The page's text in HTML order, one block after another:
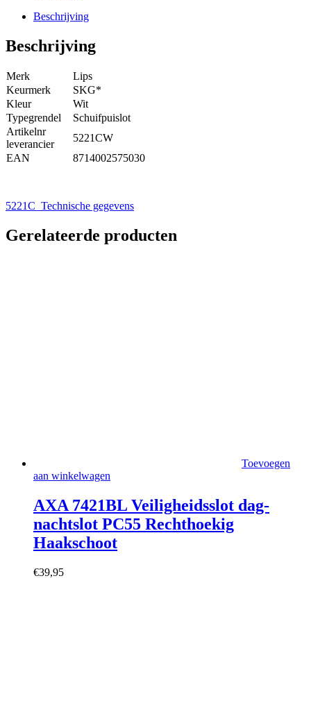
Beschrijving
Beschrijving
Merk
Lips
Keurmerk
SKG*
Kleur
Wit
Typegrendel
Schuifpuislot
Artikelnr
leverancier
5221CW
EAN
8714002575030
5221C_Technische gegevens
Gerelateerde producten
Toevoegen
aan winkelwagen
AXA 7421BL Veiligheidsslot dag-
nachtslot PC55 Rechthoekig
Haakschoot
€39,95